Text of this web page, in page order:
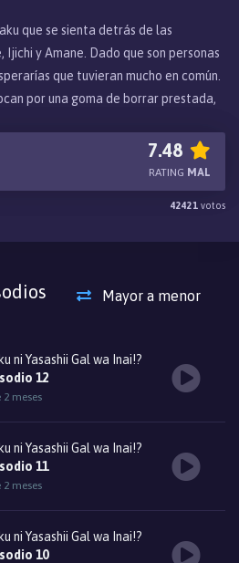
que se sienta detrás de las
y Amane. Dado que son personas
que tuvieran mucho en común.
por una goma de borrar prestada,
dice que no es fan, pero su
lo contrario. ¿Podría ser... una
7.48
RATING MAL
42421 votos
Mayor a menor
ni Yasashii Gal wa Inai!?
12
2 meses
ni Yasashii Gal wa Inai!?
11
2 meses
ni Yasashii Gal wa Inai!?
10